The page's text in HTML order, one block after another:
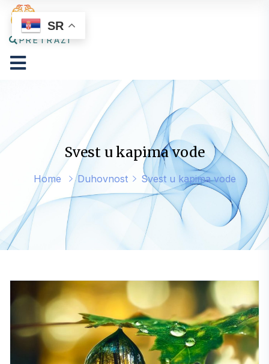
PRETRAŽI
Svest u kapima vode
Home Duhovnost Svest u kapima vode
SR